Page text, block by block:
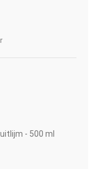
- 500 ml